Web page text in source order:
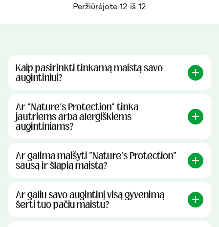
Peržiūrėjote 12 iš 12
Kaip pasirinkti tinkamą maistą savo
augintiniui?
Ar "Nature's Protection" tinka
jautriems arba alergiškiems
augintiniams?
Ar galima maišyti "Nature's Protection"
sausą ir šlapią maistą?
Ar galiu savo augintinį visą gyvenimą
šerti tuo pačiu maistu?